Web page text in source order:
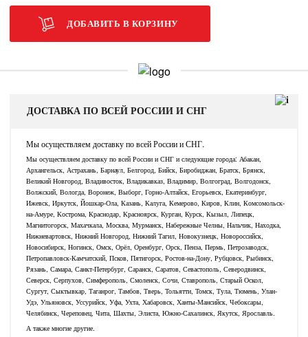
ДОБАВИТЬ В КОРЗИНУ
ДОСТАВКА ПО ВСЕЙ РОССИИ И СНГ
Мы осуществляем доставку по всей России и СНГ.
Мы осуществляем доставку по всей России и СНГ и следующие города: Абакан,
Архангельск, Астрахань, Барнаул, Белгород, Бийск, Биробиджан, Братск, Брянск,
Великий Новгород, Владивосток, Владикавказ, Владимир, Волгоград, Волгодонск,
Волжский, Вологда, Воронеж, Выборг, Горно-Алтайск, Егорьевск, Екатеринбург,
Ижевск, Иркутск, Йошкар-Ола, Казань, Калуга, Кемерово, Киров, Клин, Комсомольск-
на-Амуре, Кострома, Краснодар, Красноярск, Курган, Курск, Кызыл, Липецк,
Магнитогорск, Махачкала, Москва, Мурманск, Набережные Челны, Нальчик, Находка,
Нижневартовск, Нижний Новгород, Нижний Тагил, Новокузнецк, Новороссийск,
Новосибирск, Ногинск, Омск, Орёл, Оренбург, Орск, Пенза, Пермь, Петрозаводск,
Петропавловск-Камчатский, Псков, Пятигорск, Ростов-на-Дону, Рубцовск, Рыбинск,
Рязань, Самара, Санкт-Петербург, Саранск, Саратов, Севастополь, Северодвинск,
Северск, Серпухов, Симферополь, Смоленск, Сочи, Ставрополь, Старый Оскол,
Сургут, Сыктывкар, Таганрог, Тамбов, Тверь, Тольятти, Томск, Тула, Тюмень, Улан-
Удэ, Ульяновск, Уссурийск, Уфа, Ухта, Хабаровск, Ханты-Мансийск, Чебоксары,
Челябинск, Череповец, Чита, Шахты, Элиста, Южно-Сахалинск, Якутск, Ярославль.
А также многие другие.